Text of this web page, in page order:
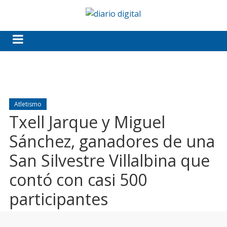
Atletismo
Txell Jarque y Miguel
Sánchez, ganadores de una
San Silvestre Villalbina que
contó con casi 500
participantes